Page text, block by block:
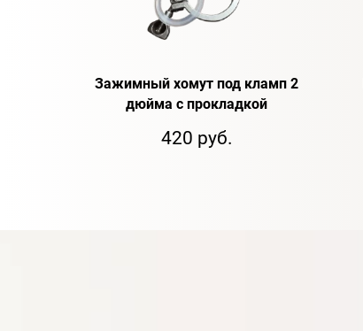
Зажимный хомут под кламп 2
дюйма с прокладкой
420 руб.